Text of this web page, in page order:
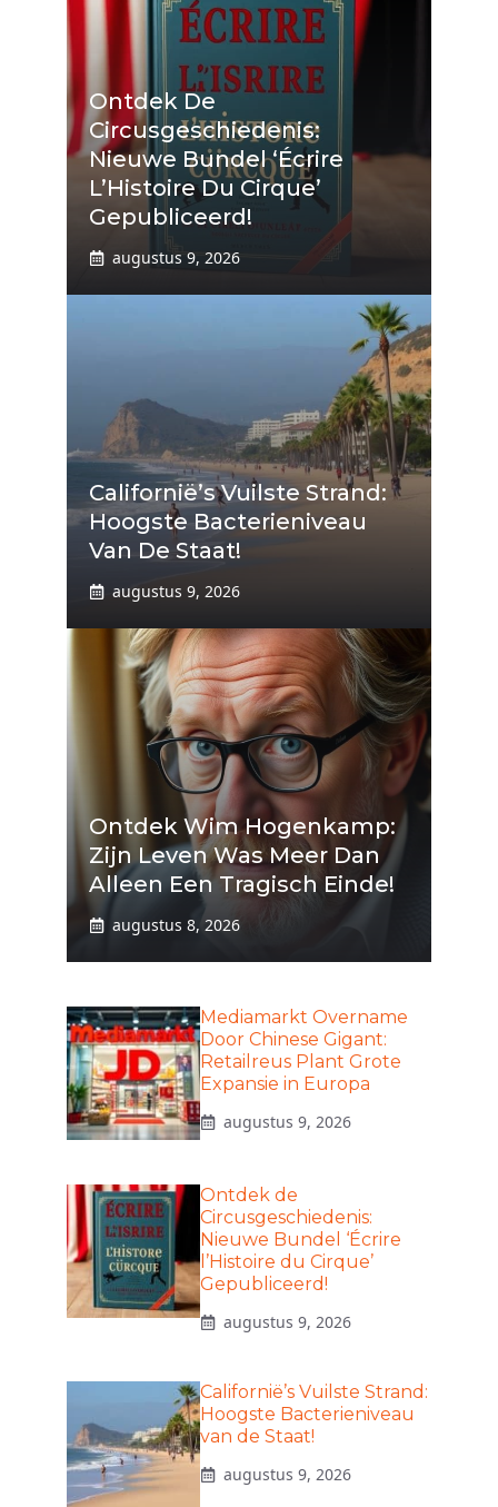
Ontdek De
Circusgeschiedenis:
Nieuwe Bundel ‘Écrire
L’Histoire Du Cirque’
Gepubliceerd!
augustus 9, 2026
Californië’s Vuilste Strand:
Hoogste Bacterieniveau
Van De Staat!
augustus 9, 2026
Ontdek Wim Hogenkamp:
Zijn Leven Was Meer Dan
Alleen Een Tragisch Einde!
augustus 8, 2026
Mediamarkt Overname
Door Chinese Gigant:
Retailreus Plant Grote
Expansie in Europa
augustus 9, 2026
Ontdek de
Circusgeschiedenis:
Nieuwe Bundel ‘Écrire
l’Histoire du Cirque’
Gepubliceerd!
augustus 9, 2026
Californië’s Vuilste Strand:
Hoogste Bacterieniveau
van de Staat!
augustus 9, 2026